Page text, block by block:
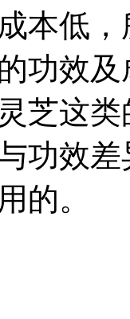
本低
功效
芝这
功效
的。